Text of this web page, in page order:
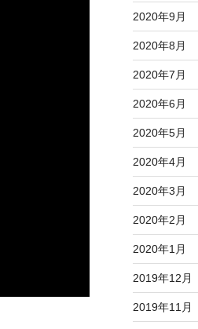
2020年9月
2020年8月
2020年7月
2020年6月
2020年5月
2020年4月
2020年3月
2020年2月
2020年1月
2019年12月
2019年11月